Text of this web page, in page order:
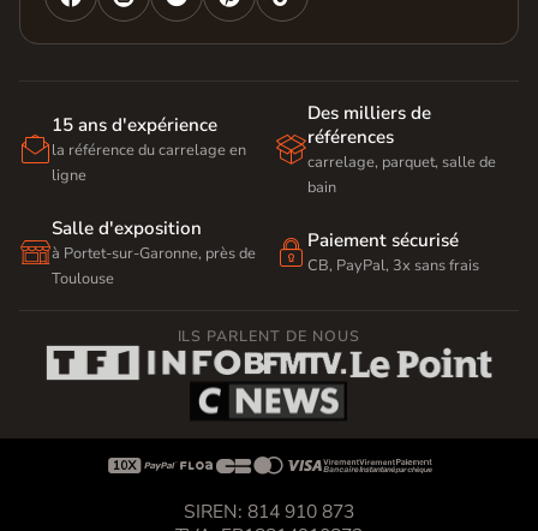

15 ans d'expérience
la référence du carrelage en
ligne

Des milliers de
références
carrelage, parquet, salle de
bain

Salle d'exposition
à Portet-sur-Garonne, près de
Toulouse
 Paiement sécurisé
CB, PayPal, 3x sans frais
ILS PARLENT DE NOUS

SIREN: 814 910 873